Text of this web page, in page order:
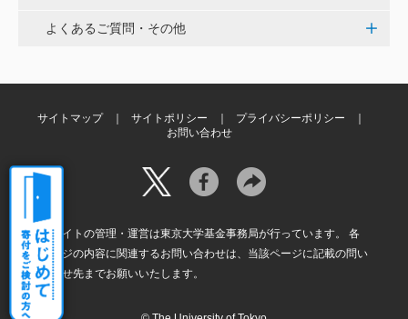
よくあるご質問・その他
サイトマップ サイトポリシー
プライバシーポリシー
お問い合わせ
本サイトの管理・運営は東京大学基金事務局が行っています。 各
ページの内容に関連するお問い合わせは、当該ページに記載の問い
合わせ先までお願いいたします。